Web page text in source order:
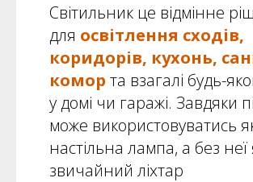
Світильник це відмінне
для освітлення сходів,
коридорів, кухонь,
комор та взагалі будь-
у домі чи гаражі. Завдяки
може використовуватись
настільна лампа, а без неї
звичайний ліхтар